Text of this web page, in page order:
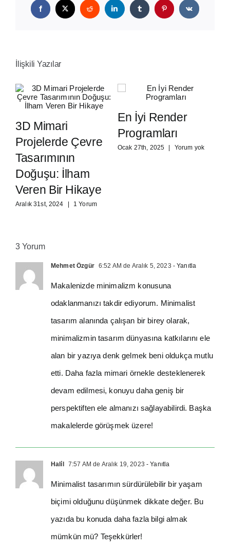
FacebookX Reddit LinkedIn Tumblr Pinterest Vk
İlişkili Yazılar
3D Mimari
Projelerde Çevre
Tasarımının
Doğuşu: İlham
Veren Bir Hikaye
Aralık 31st, 2024 1 Yorum
En İyi Render
Programları
Ocak 27th, 2025 Yorum yok
3 Yorum
Mehmet Özgür 6:52 AM de Aralık 5, 2023 - Yanıtla
Makalenizde minimalizm konusuna
odaklanmanızı takdir ediyorum. Minimalist
tasarım alanında çalışan bir birey olarak,
minimalizmin tasarım dünyasına katkılarını ele
alan bir yazıya denk gelmek beni oldukça mutlu
etti. Daha fazla mimari örnekle desteklenerek
devam edilmesi, konuyu daha geniş bir
perspektiften ele almanızı sağlayabilirdi. Başka
makalelerde görüşmek üzere!
Hali̇l 7:57 AM de Aralık 19, 2023 - Yanıtla
Minimalist tasarımın sürdürülebilir bir yaşam
biçimi olduğunu düşünmek dikkate değer. Bu
yazıda bu konuda daha fazla bilgi almak
mümkün mü? Teşekkürler!